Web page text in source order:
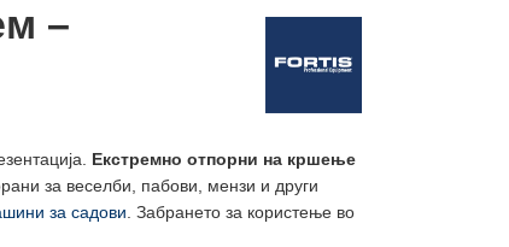
–
Екстремно отпорни на кршење
за веселби, пабови, мензи и други
за садови . Забрането за користење во